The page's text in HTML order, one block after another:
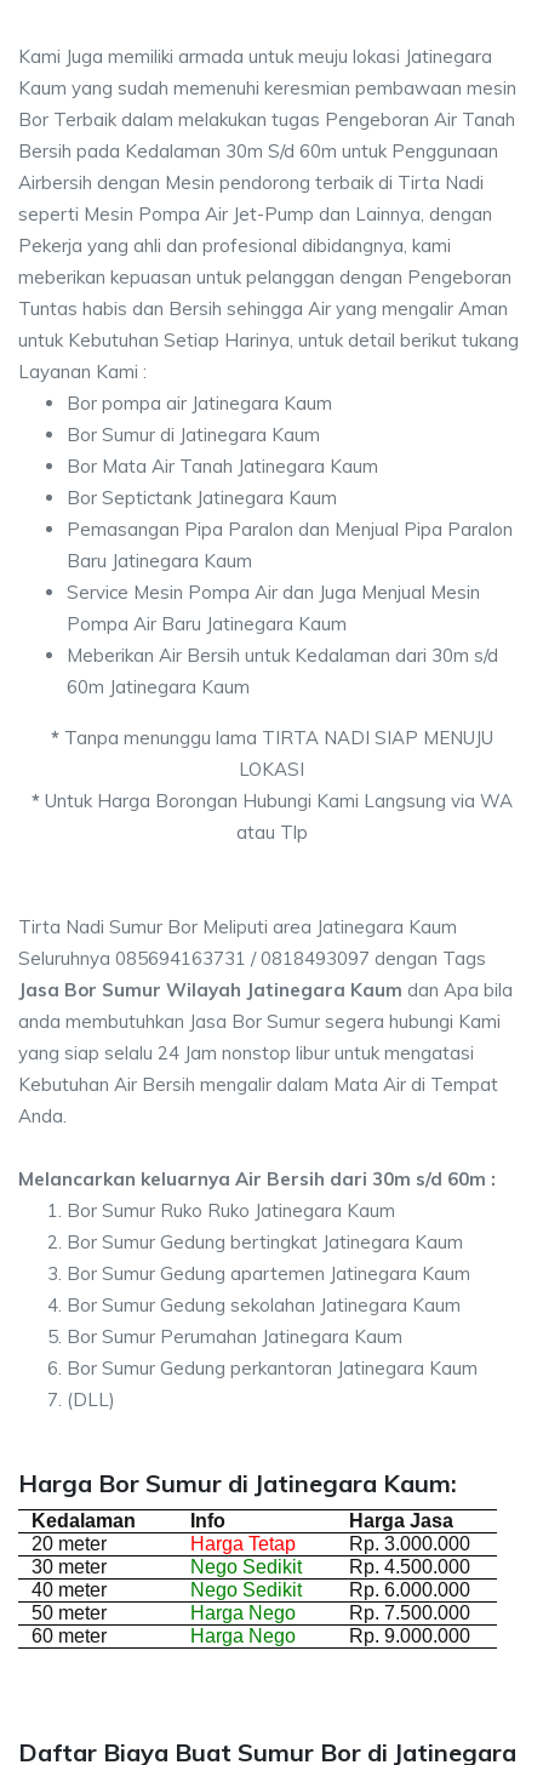
Kami Juga memiliki armada untuk meuju lokasi Jatinegara
Kaum yang sudah memenuhi keresmian pembawaan mesin
Bor Terbaik dalam melakukan tugas Pengeboran Air Tanah
Bersih pada Kedalaman 30m S/d 60m untuk Penggunaan
Airbersih dengan Mesin pendorong terbaik di Tirta Nadi
seperti Mesin Pompa Air Jet-Pump dan Lainnya, dengan
Pekerja yang ahli dan profesional dibidangnya, kami
meberikan kepuasan untuk pelanggan dengan Pengeboran
Tuntas habis dan Bersih sehingga Air yang mengalir Aman
untuk Kebutuhan Setiap Harinya, untuk detail berikut tukang
Layanan Kami :
Bor pompa air Jatinegara Kaum
Bor Sumur di Jatinegara Kaum
Bor Mata Air Tanah Jatinegara Kaum
Bor Septictank Jatinegara Kaum
Pemasangan Pipa Paralon dan Menjual Pipa Paralon
Baru Jatinegara Kaum
Service Mesin Pompa Air dan Juga Menjual Mesin
Pompa Air Baru Jatinegara Kaum
Meberikan Air Bersih untuk Kedalaman dari 30m s/d
60m Jatinegara Kaum
*Tanpa menunggu lama TIRTA NADI SIAP MENUJU
LOKASI
*Untuk Harga Borongan Hubungi Kami Langsung via WA
atau Tlp
Tirta Nadi Sumur Bor Meliputi area Jatinegara Kaum
Seluruhnya 085694163731 / 0818493097 dengan Tags
Jasa Bor Sumur Wilayah Jatinegara Kaum dan Apa bila
anda membutuhkan Jasa Bor Sumur segera hubungi Kami
yang siap selalu 24 Jam nonstop libur untuk mengatasi
Kebutuhan Air Bersih mengalir dalam Mata Air di Tempat
Anda.
Melancarkan keluarnya Air Bersih dari 30m s/d 60m :
Bor Sumur Ruko Ruko Jatinegara Kaum
Bor Sumur Gedung bertingkat Jatinegara Kaum
Bor Sumur Gedung apartemen Jatinegara Kaum
Bor Sumur Gedung sekolahan Jatinegara Kaum
Bor Sumur Perumahan Jatinegara Kaum
Bor Sumur Gedung perkantoran Jatinegara Kaum
(DLL)
Harga Bor Sumur di Jatinegara Kaum:
Kedalaman Info
Harga Jasa
20 meter
Harga Tetap
Rp. 3.000.000
30 meter
Nego Sedikit
Rp. 4.500.000
40 meter
Nego Sedikit
Rp. 6.000.000
50 meter
Harga Nego
Rp. 7.500.000
60 meter
Harga Nego Rp. 9.000.000
Daftar Biaya Buat Sumur Bor di Jatinegara